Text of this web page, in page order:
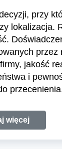
przy
lokalizacja.
przez
jakość
i
więcej